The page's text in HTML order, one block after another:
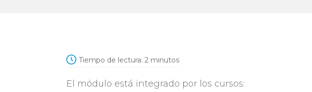
Tiempo de lectura: 2 minutos
El módulo está integrado por los cursos: